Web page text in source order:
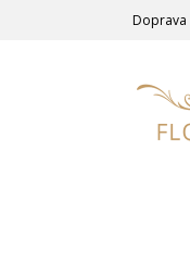
Doprava